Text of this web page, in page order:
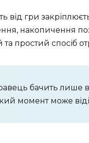
від гри
накопичення
простий спосіб
бачить лише
момент може